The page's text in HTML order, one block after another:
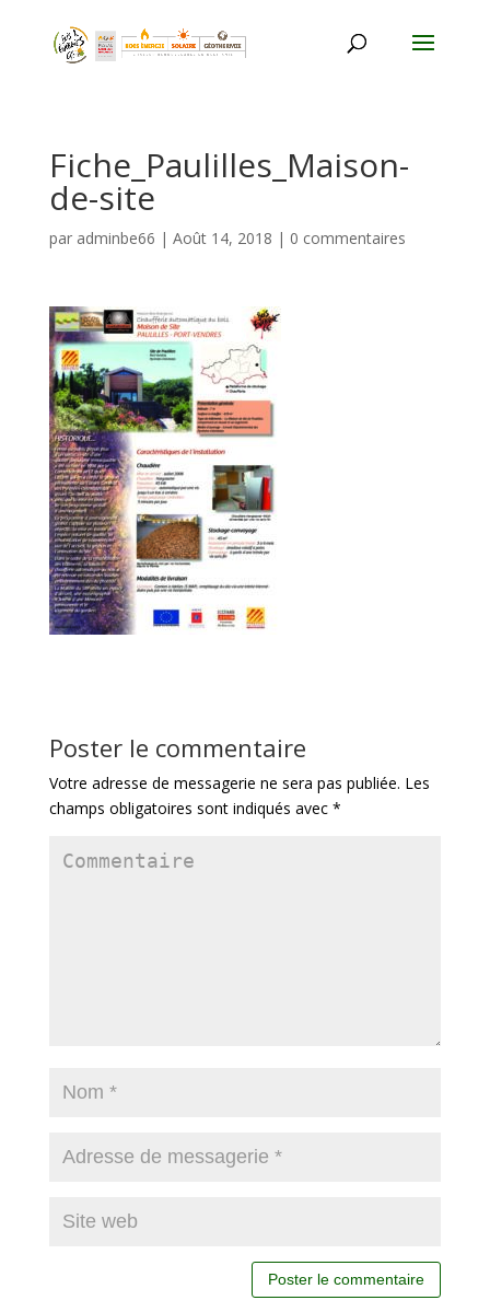
Fiche_Paulilles_Maison-
de-site
par adminbe66 | Août 14, 2018 | 0 commentaires
Poster le commentaire
Votre adresse de messagerie ne sera pas publiée. Les
champs obligatoires sont indiqués avec *